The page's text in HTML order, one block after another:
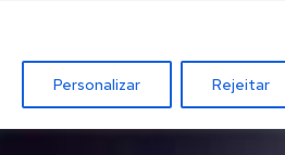
Personalizar Rejeitar